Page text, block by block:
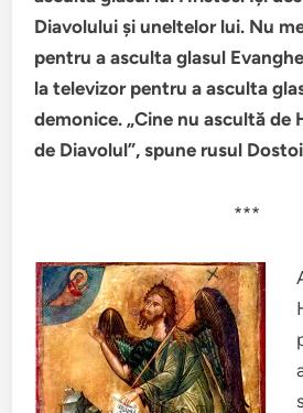
Diavolului şi uneltelor lui. Nu
pentru a asculta glasul
la televizor pentru a asculta
demonice. „Cine nu ascultă de
de Diavolul”, spune rusul
***